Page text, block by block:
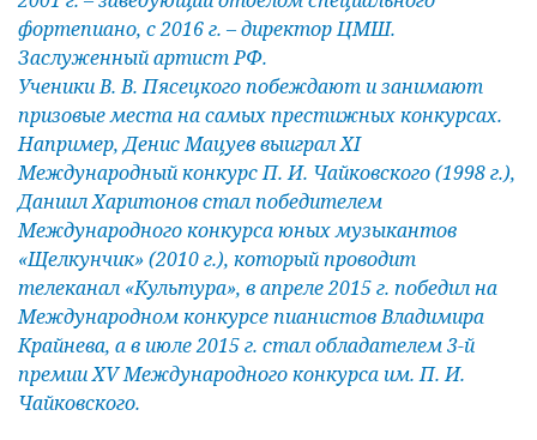
фортепиано, с 2016 г. – директор ЦМШ.
Заслуженный артист РФ.
Ученики В. В. Пясецкого побеждают и занимают
призовые места на самых престижных конкурсах.
Например, Денис Мацуев выиграл XI
Международный конкурс П. И. Чайковского (1998 г.),
Даниил Харитонов стал победителем
Международного конкурса юных музыкантов
«Щелкунчик» (2010 г.), который проводит
телеканал «Культура», в апреле 2015 г. победил на
Международном конкурсе пианистов Владимира
Крайнева, а в июле 2015 г. стал обладателем 3-й
премии XV Международного конкурса им. П. И.
Чайковского.